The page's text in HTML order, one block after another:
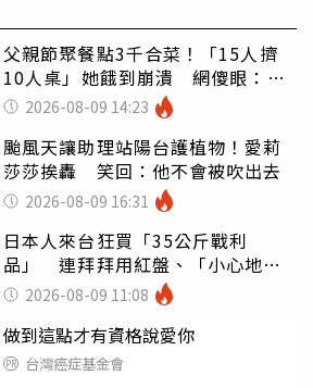
父親節聚餐點3千合菜！「15人擠
10人桌」她餓到崩潰 網傻眼：讓
店家看笑話
2026-08-09 14:23
颱風天讓助理站陽台護植物！愛莉
莎莎挨轟 笑回：他不會被吹出去
2026-08-09 16:31
日本人來台狂買「35公斤戰利
品」 連拜拜用紅盤、「小心地
滑」告示牌也帶回家
2026-08-09 11:08
做到這點才有資格說愛你
台灣癌症基金會